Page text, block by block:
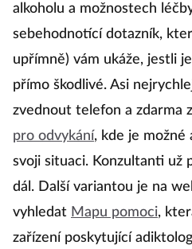
alkoholu a možnostech
sebehodnotící dotazník,
upřímně) vám ukáže, jestli
přímo škodlivé. Asi
zvednout telefon a zdarma
pro odvykání, kde je možné
svoji situaci. Konzultanti už
dál. Další variantou je na
vyhledat Mapu pomoci,
zařízení poskytující